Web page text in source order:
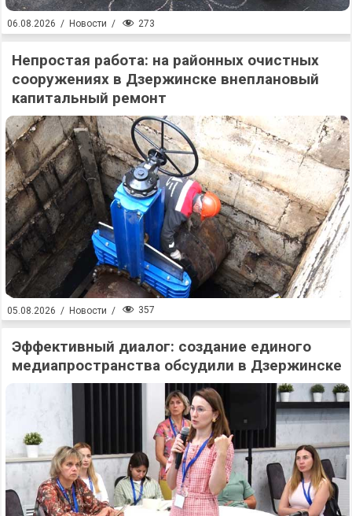
06.08.2026 / Новости / 273
Непростая работа: на районных очистных
сооружениях в Дзержинске внеплановый
капитальный ремонт
05.08.2026 / Новости / 357
Эффективный диалог: создание единого
медиапространства обсудили в Дзержинске